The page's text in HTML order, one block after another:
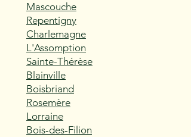
Mascouche
Repentigny
Charlemagne
L'Assomption
Sainte-Thérèse
Blainville
Boisbriand
Rosemère
Lorraine
Bois-des-Filion